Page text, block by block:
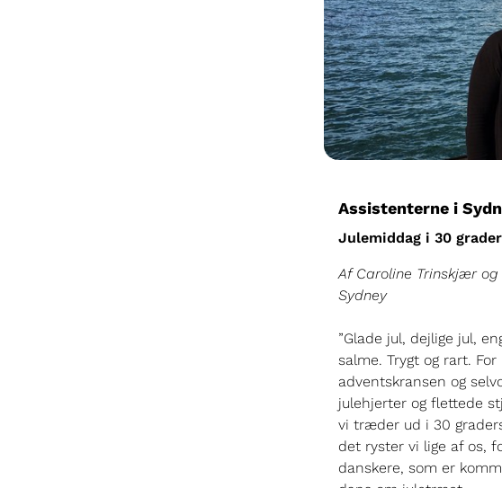
Assistenterne i
Julemiddag i 30 grader
Af Caroline Trinskjær
Sydney
”Glade jul, dejlige jul,
salme. Trygt og rart.
adventskransen og
julehjerter og flettede
vi træder ud i 30
det ryster vi lige af os,
danskere, som er